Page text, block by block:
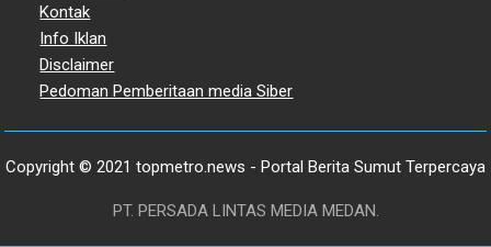
Kontak
Info Iklan
Disclaimer
Pedoman Pemberitaan media Siber
Copyright © 2021 topmetro.news - Portal Berita Sumut Terpercaya
PT. PERSADA LINTAS MEDIA MEDAN.